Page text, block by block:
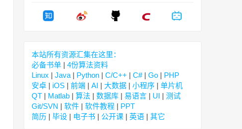
本站所有资源汇集在这里：
必备书单 | 4份算法资料
Linux | Java | Python | C/C++ | C#| Go | PHP
安卓 | iOS | 前端 | AI | 大数据 | 小程序 | 单片机
QT | Matlab | 算法 | 数据库 | 易语言 | UI | 测试
Git/SVN | 软件 | 软件教程 | PPT
简历 | 毕设 | 电子书 | 公开课 | 英语 | 其它